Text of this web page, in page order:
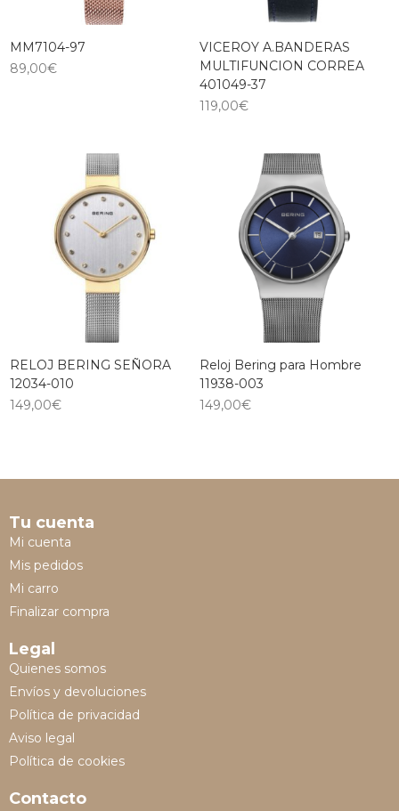
MM7104-97
89,00€
VICEROY A.BANDERAS
MULTIFUNCION CORREA
401049-37
119,00€
RELOJ BERING SEÑORA
12034-010
149,00€
Reloj Bering para Hombre
11938-003
149,00€
Tu cuenta
Mi cuenta
Mis pedidos
Mi carro
Finalizar compra
Legal
Quienes somos
Envíos y devoluciones
Política de privacidad
Aviso legal
Política de cookies
Contacto